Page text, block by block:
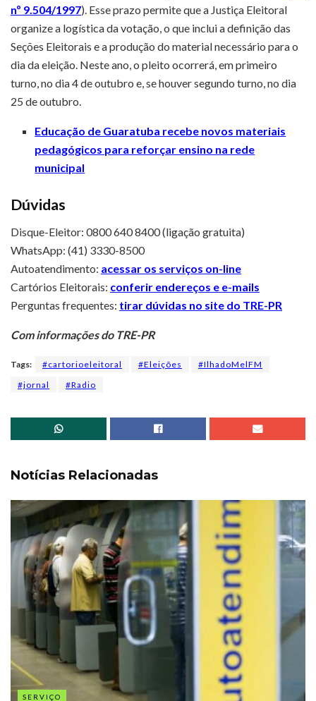
nº 9.504/1997). Esse prazo permite que a Justiça Eleitoral
organize a logística da votação, o que inclui a definição das
Seções Eleitorais e a produção do material necessário para o
dia da eleição. Neste ano, o pleito ocorrerá, em primeiro
turno, no dia 4 de outubro e, se houver segundo turno, no dia
25 de outubro.
Educação de Guaratuba recebe novos materiais
pedagógicos para reforçar ensino na rede
municipal
Dúvidas
Disque-Eleitor: 0800 640 8400 (ligação gratuita)
WhatsApp: (41) 3330-8500
Autoatendimento: acessar os serviços on-line
Cartórios Eleitorais: conferir endereços e e-mails
Perguntas frequentes: tirar dúvidas no site do TRE-PR
Com informações do TRE-PR
Tags: #cartorioeleitoral #Eleições
#IlhadoMelFM
#jornal
#Radio
Notícias Relacionadas
SERVIÇO